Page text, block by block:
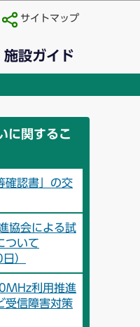
サイトマップ
施設ガイド
に関するこ
確認書」の交
協会による試
ついて
）
利用推進
受信障害対策